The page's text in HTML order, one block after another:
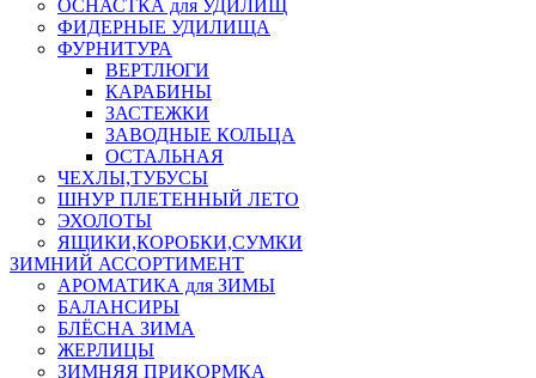
ОСНАСТКА для УДИЛИЩ
ФИДЕРНЫЕ УДИЛИЩА
ФУРНИТУРА
ВЕРТЛЮГИ
КАРАБИНЫ
ЗАСТЕЖКИ
ЗАВОДНЫЕ КОЛЬЦА
ОСТАЛЬНАЯ
ЧЕХЛЫ,ТУБУСЫ
ШНУР ПЛЕТЕННЫЙ ЛЕТО
ЭХОЛОТЫ
ЯЩИКИ,КОРОБКИ,СУМКИ
ЗИМНИЙ АССОРТИМЕНТ
АРОМАТИКА для ЗИМЫ
БАЛАНСИРЫ
БЛЁСНА ЗИМА
ЖЕРЛИЦЫ
ЗИМНЯЯ ПРИКОРМКА